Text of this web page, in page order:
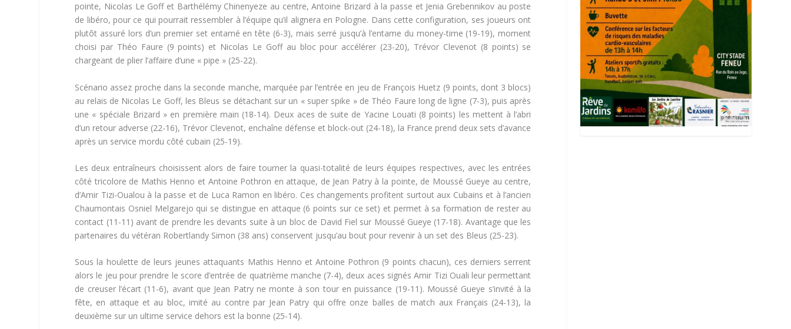
pointe, Nicolas Le Goff et Barthélémy Chinenyeze au centre, Antoine Brizard à la passe et Jenia Grebennikov au poste
de libéro, pour ce qui pourrait ressembler à l’équipe qu’il alignera en Pologne. Dans cette configuration, ses joueurs ont
plutôt assuré lors d’un premier set entamé en tête (6-3), mais serré jusqu’à l’entame du money-time (19-19), moment
choisi par Théo Faure (9 points) et Nicolas Le Goff au bloc pour accélérer (23-20), Trévor Clevenot (8 points) se
chargeant de plier l’affaire d’une « pipe » (25-22).
Scénario assez proche dans la seconde manche, marquée par l’entrée en jeu de François Huetz (9 points, dont 3 blocs)
au relais de Nicolas Le Goff, les Bleus se détachant sur un « super spike » de Théo Faure long de ligne (7-3), puis après
une « spéciale Brizard » en première main (18-14). Deux aces de suite de Yacine Louati (8 points) les mettent à l’abri
d’un retour adverse (22-16), Trévor Clevenot, enchaîne défense et block-out (24-18), la France prend deux sets d’avance
après un service mordu côté cubain (25-19).
Les deux entraîneurs choisissent alors de faire tourner la quasi-totalité de leurs équipes respectives, avec les entrées
côté tricolore de Mathis Henno et Antoine Pothron en attaque, de Jean Patry à la pointe, de Moussé Gueye au centre,
d’Amir Tizi-Oualou à la passe et de Luca Ramon en libéro. Ces changements profitent surtout aux Cubains et à l’ancien
Chaumontais Osniel Melgarejo qui se distingue en attaque (6 points sur ce set) et permet à sa formation de rester au
contact (11-11) avant de prendre les devants suite à un bloc de David Fiel sur Moussé Gueye (17-18). Avantage que les
partenaires du vétéran Robertlandy Simon (38 ans) conservent jusqu’au bout pour revenir à un set des Bleus (25-23).
Sous la houlette de leurs jeunes attaquants Mathis Henno et Antoine Pothron (9 points chacun), ces derniers serrent
alors le jeu pour prendre le score d’entrée de quatrième manche (7-4), deux aces signés Amir Tizi Ouali leur permettant
de creuser l’écart (11-6), avant que Jean Patry ne monte à son tour en puissance (19-11). Moussé Gueye s’invité à la
fête, en attaque et au bloc, imité au contre par Jean Patry qui offre onze balles de match aux Français (24-13), la
deuxième sur un ultime service dehors est la bonne (25-14).